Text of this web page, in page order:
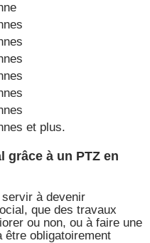
et plus.
grâce à un PTZ en
à devenir
que des travaux
ou non, ou à faire une
être obligatoirement